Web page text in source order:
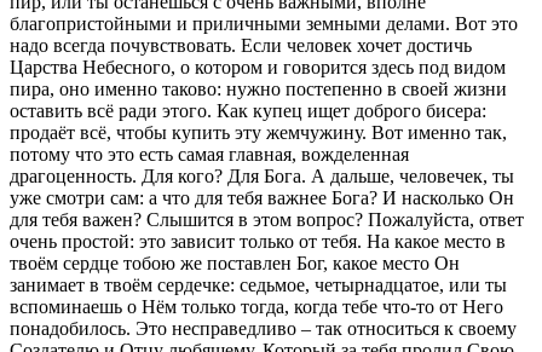
благопристойными и приличными земными делами. Вот это
надо всегда почувствовать. Если человек хочет достичь
Царства Небесного, о котором и говорится здесь под видом
пира, оно именно таково: нужно постепенно в своей жизни
оставить всё ради этого. Как купец ищет доброго бисера:
продаёт всё, чтобы купить эту жемчужину. Вот именно так,
потому что это есть самая главная, вожделенная
драгоценность. Для кого? Для Бога. А дальше, человечек, ты
уже смотри сам: а что для тебя важнее Бога? И насколько Он
для тебя важен? Слышится в этом вопрос? Пожалуйста, ответ
очень простой: это зависит только от тебя. На какое место в
твоём сердце тобою же поставлен Бог, какое место Он
занимает в твоём сердечке: седьмое, четырнадцатое, или ты
вспоминаешь о Нём только тогда, когда тебе что-то от Него
понадобилось. Это несправедливо – так относиться к своему